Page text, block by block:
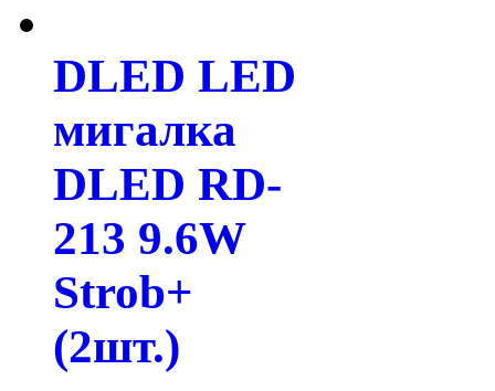
DLED LED
мигалка
DLED RD-
213 9.6W
Strob+
(2шт.)